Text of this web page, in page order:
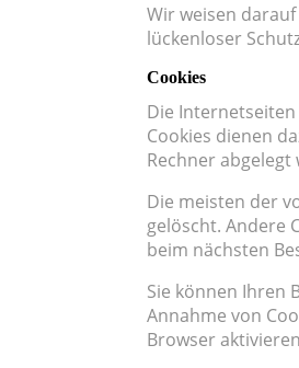
Wir weisen
lückenloser
Cookies
Die
Cookies dienen
Rechner
Die meisten der
gelöscht. Andere
beim nächsten
Sie können Ihren
Annahme von
Browser